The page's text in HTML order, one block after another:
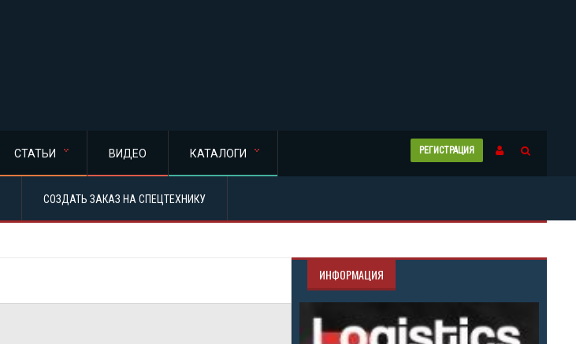
РЕГИСТРАЦИЯ
СТАТЬИ ВИДЕО КАТАЛОГИ
СОЗДАТЬ ЗАКАЗ НА СПЕЦТЕХНИКУ
ИНФОРМАЦИЯ